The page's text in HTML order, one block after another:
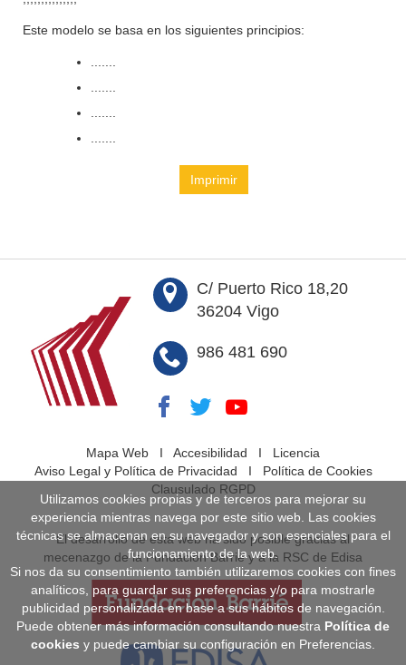
Este modelo se basa en los siguientes principios:
Imprimir
C/ Puerto Rico 18,20
36204 Vigo
986 481 690
Mapa Web I Accesibilidad I Licencia
Aviso Legal y Política de Privacidad I Política de Cookies
Clausulado RGPD
El desarrollo de esta web ha sido posible gracias al
mecenazgo de la Fundación Barrié y a la RSC de Edisa
Utilizamos cookies propias y de terceros para mejorar su
experiencia mientras navega por este sitio web. Las cookies
técnicas se almacenan en su navegador y son esenciales para el
funcionamiento de la web.
Si nos da su consentimiento también utilizaremos cookies con fines
analíticos, para guardar sus preferencias y/o para mostrarle
publicidad personalizada en base a sus hábitos de navegación.
Puede obtener más información consultando nuestra Política de
cookies y puede cambiar su configuración en Preferencias.